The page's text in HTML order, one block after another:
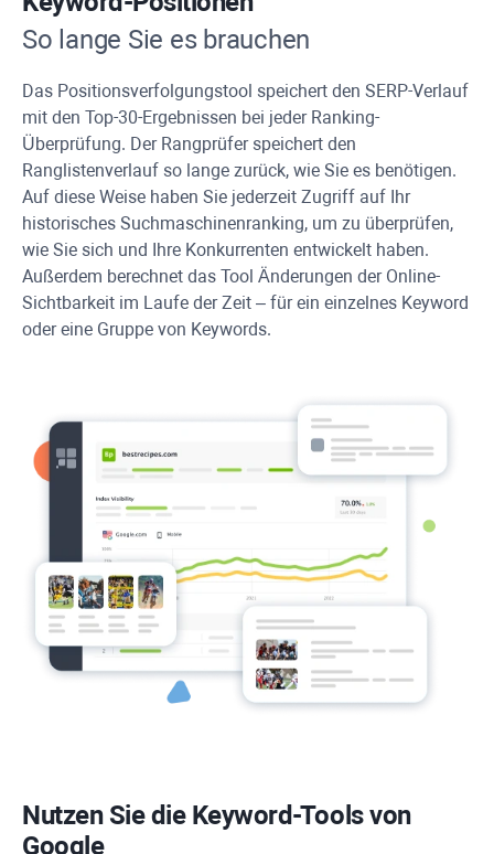
So lange Sie es brauchen
Das Positionsverfolgungstool speichert den SERP-Verlauf
mit den Top-30-Ergebnissen bei jeder Ranking-
Überprüfung. Der Rangprüfer speichert den
Ranglistenverlauf so lange zurück, wie Sie es benötigen.
Auf diese Weise haben Sie jederzeit Zugriff auf Ihr
historisches Suchmaschinenranking, um zu überprüfen,
wie Sie sich und Ihre Konkurrenten entwickelt haben.
Außerdem berechnet das Tool Änderungen der Online-
Sichtbarkeit im Laufe der Zeit – für ein einzelnes Keyword
oder eine Gruppe von Keywords.
Nutzen Sie die Keyword-Tools von
Google